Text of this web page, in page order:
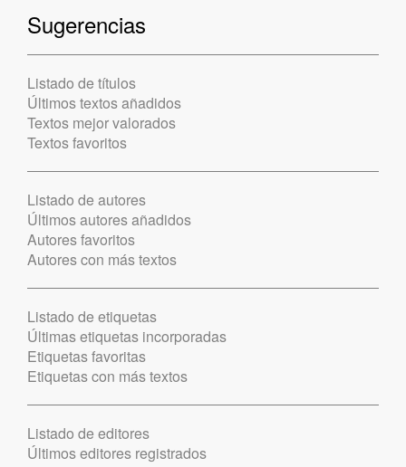
Sugerencias
Listado de títulos
Últimos textos añadidos
Textos mejor valorados
Textos favoritos
Listado de autores
Últimos autores añadidos
Autores favoritos
Autores con más textos
Listado de etiquetas
Últimas etiquetas incorporadas
Etiquetas favoritas
Etiquetas con más textos
Listado de editores
Últimos editores registrados